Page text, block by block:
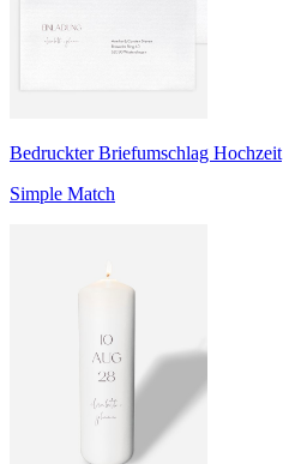
Bedruckter Briefumschlag Hochzeit
Simple Match